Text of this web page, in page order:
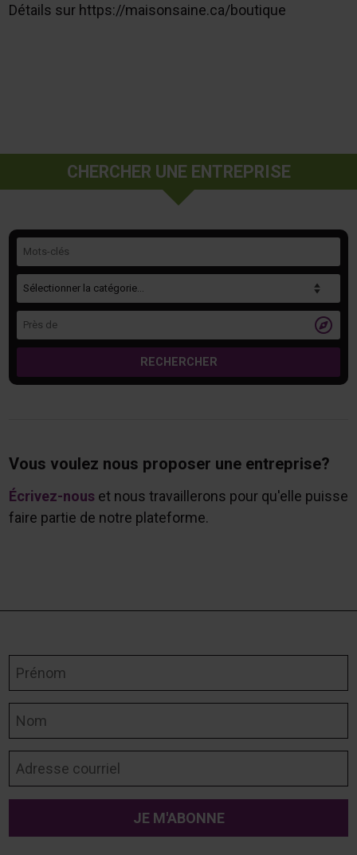
Détails sur https://maisonsaine.ca/boutique
CHERCHER UNE ENTREPRISE

RECHERCHER
Vous voulez nous proposer une entreprise?
Écrivez-nouset nous travaillerons pour qu'elle puisse
faire partie de notre plateforme.